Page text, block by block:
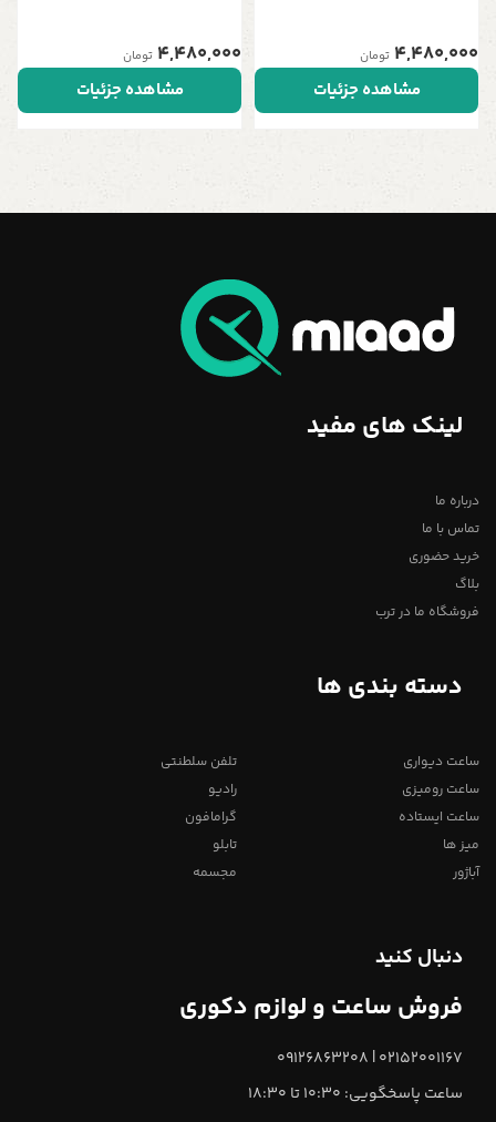
4,480,000 تومان
مشاهده جزئیات
4,480,000 تومان
مشاهده جزئیات
لینک های مفید
درباره ما
تماس با ما
خرید حضوری
بلاگ
فروشگاه ما در ترب
دسته بندی ها
ساعت دیواری
ساعت رومیزی
ساعت ایستاده
میز ها
آباژور
تلفن سلطنتی
رادیو
گرامافون
تابلو
مجسمه
دنبال کنید
فروش ساعت و لوازم دکوری
02152001167 | 09126863208
ساعت پاسخگویی: 10:30 تا 18:30